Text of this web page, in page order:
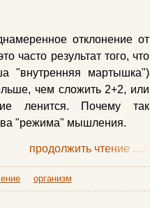
отклонение от
часто результат того, что
"внутренняя мартышка")
чем сложить 2+2, или
ленится. Почему так
"режима" мышления.
продолжить чтение ......
организм